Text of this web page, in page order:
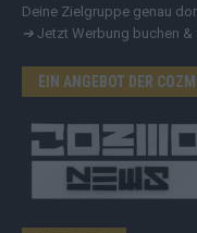
Deine Zielgruppe genau
➔ Jetzt Werbung buchen &
EIN ANGEBOT DER